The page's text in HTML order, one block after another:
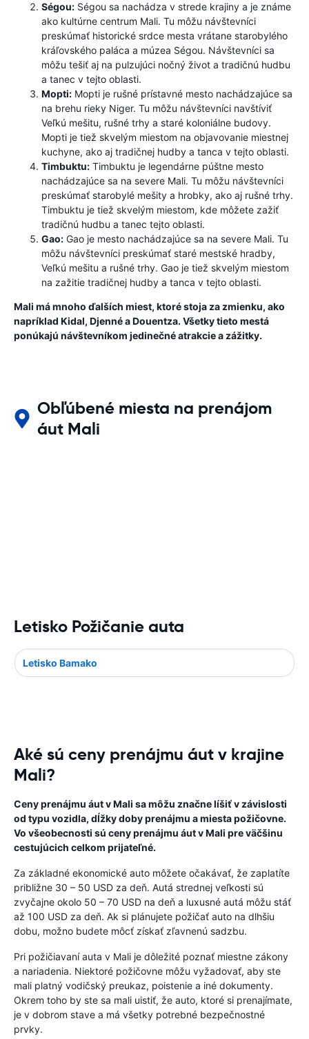
Ségou: Ségou sa nachádza v strede krajiny a je známe
ako kultúrne centrum Mali. Tu môžu návštevníci
preskúmať historické srdce mesta vrátane starobylého
kráľovského paláca a múzea Ségou. Návštevníci sa
môžu tešiť aj na pulzujúci nočný život a tradičnú hudbu
a tanec v tejto oblasti.
Mopti: Mopti je rušné prístavné mesto nachádzajúce sa
na brehu rieky Niger. Tu môžu návštevníci navštíviť
Veľkú mešitu, rušné trhy a staré koloniálne budovy.
Mopti je tiež skvelým miestom na objavovanie miestnej
kuchyne, ako aj tradičnej hudby a tanca v tejto oblasti.
Timbuktu: Timbuktu je legendárne púštne mesto
nachádzajúce sa na severe Mali. Tu môžu návštevníci
preskúmať starobylé mešity a hrobky, ako aj rušné trhy.
Timbuktu je tiež skvelým miestom, kde môžete zažiť
tradičnú hudbu a tanec tejto oblasti.
Gao: Gao je mesto nachádzajúce sa na severe Mali. Tu
môžu návštevníci preskúmať staré mestské hradby,
Veľkú mešitu a rušné trhy. Gao je tiež skvelým miestom
na zažitie tradičnej hudby a tanca v tejto oblasti.
Mali má mnoho ďalších miest, ktoré stoja za zmienku, ako
napríklad Kidal, Djenné a Douentza. Všetky tieto mestá
ponúkajú návštevníkom jedinečné atrakcie a zážitky.
Obľúbené miesta na prenájom
áut Mali
Letisko Požičanie auta
Letisko Bamako
Aké sú ceny prenájmu áut v krajine
Mali?
Ceny prenájmu áut v Mali sa môžu značne líšiť v závislosti
od typu vozidla, dĺžky doby prenájmu a miesta požičovne.
Vo všeobecnosti sú ceny prenájmu áut v Mali pre väčšinu
cestujúcich celkom prijateľné.
Za základné ekonomické auto môžete očakávať, že zaplatíte
približne 30 – 50 USD za deň. Autá strednej veľkosti sú
zvyčajne okolo 50 – 70 USD na deň a luxusné autá môžu stáť
až 100 USD za deň. Ak si plánujete požičať auto na dlhšiu
dobu, možno budete môcť získať zľavnenú sadzbu.
Pri požičiavaní auta v Mali je dôležité poznať miestne zákony
a nariadenia. Niektoré požičovne môžu vyžadovať, aby ste
mali platný vodičský preukaz, poistenie a iné dokumenty.
Okrem toho by ste sa mali uistiť, že auto, ktoré si prenajímate,
je v dobrom stave a má všetky potrebné bezpečnostné
prvky.